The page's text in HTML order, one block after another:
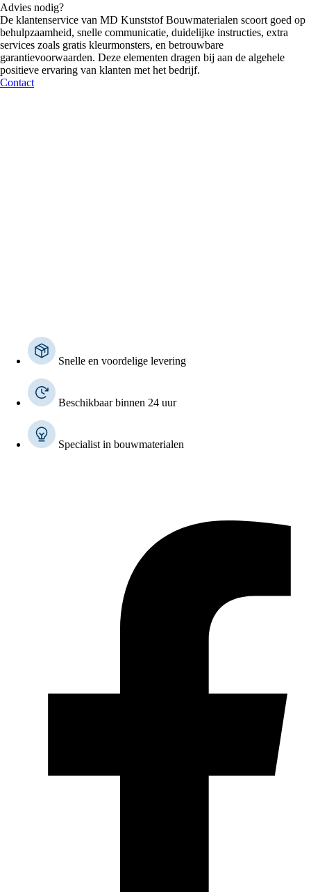
Advies nodig?
De klantenservice van MD Kunststof Bouwmaterialen scoort goed op
behulpzaamheid, snelle communicatie, duidelijke instructies, extra
services zoals gratis kleurmonsters, en betrouwbare
garantievoorwaarden. Deze elementen dragen bij aan de algehele
positieve ervaring van klanten met het bedrijf.
Contact
Snelle en voordelige levering
Beschikbaar binnen 24 uur
Specialist in bouwmaterialen